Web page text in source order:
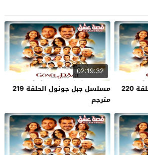
مسلسل جبل جونول الحلقة 220
02:19:32
مسلسل جبل جونول الحلقة 219
مترجم